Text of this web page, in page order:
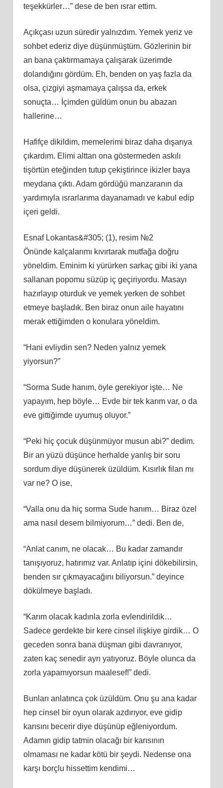
teşekkürler…” dese de ben ısrar ettim.
Açıkçası uzun süredir yalnızdım. Yemek yeriz ve
sohbet ederiz diye düşünmüştüm. Gözlerinin bir
an bana çaktırmamaya çalışarak üzerimde
dolandığını gördüm. Eh, benden on yaş fazla da
olsa, çizgiyi aşmamaya çalışsa da, erkek
sonuçta… İçimden güldüm onun bu abazan
hallerine…
Hafifçe dikildim, memelerimi biraz daha dışarıya
çıkardım. Elimi alttan ona göstermeden askılı
tişörtün eteğinden tutup çekiştirince ikizler baya
meydana çıktı. Adam gördüğü manzaranın da
yardımıyla ısrarlarıma dayanamadı ve kabul edip
içeri geldi.
Esnaf Lokantas&#305; (1), resim №2
Önünde kalçalarımı kıvırtarak mutfağa doğru
yöneldim. Eminim ki yürürken sarkaç gibi iki yana
sallanan popomu süzüp iç geçiriyordu. Masayı
hazırlayıp oturduk ve yemek yerken de sohbet
etmeye başladık. Ben biraz onun aile hayatını
merak ettiğimden o konulara yöneldim.
“Hani evliydin sen? Neden yalnız yemek
yiyorsun?”
“Sorma Sude hanım, öyle gerekiyor işte… Ne
yapayım, hep böyle… Evde bir tek karım var, o da
eve gittiğimde uyumuş oluyor.”
“Peki hiç çocuk düşünmüyor musun abi?” dedim.
Bir an yüzü düşünce herhalde yanlış bir soru
sordum diye düşünerek üzüldüm. Kısırlık filan mı
var ne? O ise,
“Valla onu da hiç sorma Sude hanım… Biraz özel
ama nasıl desem bilmiyorum…” dedi. Ben de,
“Anlat canım, ne olacak… Bu kadar zamandır
tanışıyoruz, hatırımız var. Anlatıp içini dökebilirsin,
benden sır çıkmayacağını biliyorsun.” deyince
dökülmeye başladı.
“Karım olacak kadınla zorla evlendirildik…
Sadece gerdekte bir kere cinsel ilişkiye girdik… O
geceden sonra bana düşman gibi davranıyor,
zaten kaç senedir ayrı yatıyoruz. Böyle olunca da
zorla yapamıyorsun maalesef!” dedi.
Bunları anlatınca çok üzüldüm. Onu şu ana kadar
hep cinsel bir oyun olarak azdırıyor, eve gidip
karısını becerir diye düşünüp eğleniyordum.
Adamın gidip tatmin olacağı bir karısının
olmaması ne kadar kötü bir şeydi. Nedense ona
karşı borçlu hissettim kendimi…